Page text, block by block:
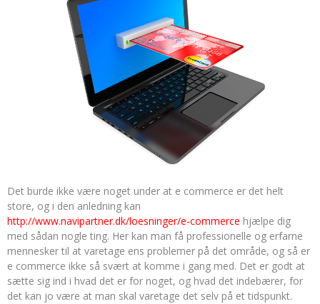
Det burde ikke være noget under at e commerce er det helt
store, og i den anledning kan
http://www.navipartner.dk/loesninger/e-commerce hjælpe dig
med sådan nogle ting. Her kan man få professionelle og erfarne
mennesker til at varetage ens problemer på det område, og så er
e commerce ikke så svært at komme i gang med. Det er godt at
sætte sig ind i hvad det er for noget, og hvad det indebærer, for
det kan jo være at man skal varetage det selv på et tidspunkt.